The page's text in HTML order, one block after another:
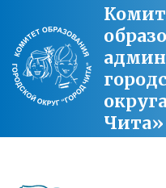
Чита»